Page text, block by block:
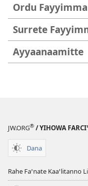
Ordu Fayyimma
Surrete
Ayyaanaamitte
JW.ORG® / YIHOWA
Dana
Rahe Faꞌnate Kaaꞌlitanno